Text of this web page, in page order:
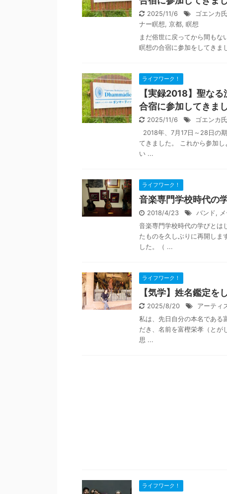
2025/11/6 ゴエンカ氏
ナー瞑想, 京都, 瞑想
まだ俗世に戻ってから間も
瞑想の合宿に参加をしてき
ライフワーク！
【実録2018】聖な
合宿に参加してきま
2025/11/6 ゴエンカ氏
2018年、7月17日～28日の
てきました。 これから参加
い ...
ライフワーク！
音楽専門学校時代の
2018/4/23 バンド,
音楽専門学校時代の学びと
たものを久しぶりに再開しま
した。（ ...
ライフワーク！
【気学】姓名鑑定を
2025/8/20 アーティ
私は、先日自分の本名である
だき、名前を富樫栄孝（と
思 ...
ライフワーク！